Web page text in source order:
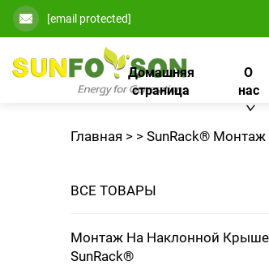
[email protected]
Домашняя
страница
О
нас
Главная > > SunRack® Монтаж
ВСЕ ТОВАРЫ
Монтаж На Наклонной Крыше
SunRack®